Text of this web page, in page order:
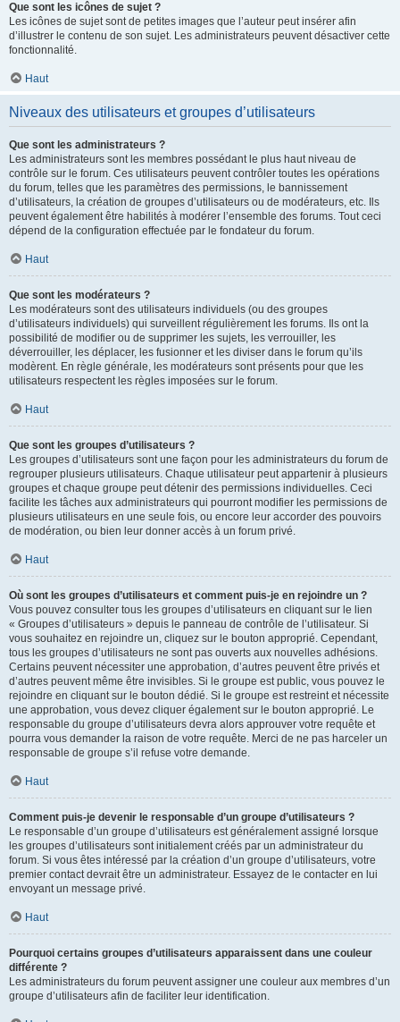
Que sont les icônes de sujet ?
Les icônes de sujet sont de petites images que l’auteur peut insérer afin
d’illustrer le contenu de son sujet. Les administrateurs peuvent désactiver cette
fonctionnalité.
Haut
Niveaux des utilisateurs et groupes d’utilisateurs
Que sont les administrateurs ?
Les administrateurs sont les membres possédant le plus haut niveau de
contrôle sur le forum. Ces utilisateurs peuvent contrôler toutes les opérations
du forum, telles que les paramètres des permissions, le bannissement
d’utilisateurs, la création de groupes d’utilisateurs ou de modérateurs, etc. Ils
peuvent également être habilités à modérer l’ensemble des forums. Tout ceci
dépend de la configuration effectuée par le fondateur du forum.
Haut
Que sont les modérateurs ?
Les modérateurs sont des utilisateurs individuels (ou des groupes
d’utilisateurs individuels) qui surveillent régulièrement les forums. Ils ont la
possibilité de modifier ou de supprimer les sujets, les verrouiller, les
déverrouiller, les déplacer, les fusionner et les diviser dans le forum qu’ils
modèrent. En règle générale, les modérateurs sont présents pour que les
utilisateurs respectent les règles imposées sur le forum.
Haut
Que sont les groupes d’utilisateurs ?
Les groupes d’utilisateurs sont une façon pour les administrateurs du forum de
regrouper plusieurs utilisateurs. Chaque utilisateur peut appartenir à plusieurs
groupes et chaque groupe peut détenir des permissions individuelles. Ceci
facilite les tâches aux administrateurs qui pourront modifier les permissions de
plusieurs utilisateurs en une seule fois, ou encore leur accorder des pouvoirs
de modération, ou bien leur donner accès à un forum privé.
Haut
Où sont les groupes d’utilisateurs et comment puis-je en rejoindre un ?
Vous pouvez consulter tous les groupes d’utilisateurs en cliquant sur le lien
« Groupes d’utilisateurs » depuis le panneau de contrôle de l’utilisateur. Si
vous souhaitez en rejoindre un, cliquez sur le bouton approprié. Cependant,
tous les groupes d’utilisateurs ne sont pas ouverts aux nouvelles adhésions.
Certains peuvent nécessiter une approbation, d’autres peuvent être privés et
d’autres peuvent même être invisibles. Si le groupe est public, vous pouvez le
rejoindre en cliquant sur le bouton dédié. Si le groupe est restreint et nécessite
une approbation, vous devez cliquer également sur le bouton approprié. Le
responsable du groupe d’utilisateurs devra alors approuver votre requête et
pourra vous demander la raison de votre requête. Merci de ne pas harceler un
responsable de groupe s’il refuse votre demande.
Haut
Comment puis-je devenir le responsable d’un groupe d’utilisateurs ?
Le responsable d’un groupe d’utilisateurs est généralement assigné lorsque
les groupes d’utilisateurs sont initialement créés par un administrateur du
forum. Si vous êtes intéressé par la création d’un groupe d’utilisateurs, votre
premier contact devrait être un administrateur. Essayez de le contacter en lui
envoyant un message privé.
Haut
Pourquoi certains groupes d’utilisateurs apparaissent dans une couleur
différente ?
Les administrateurs du forum peuvent assigner une couleur aux membres d’un
groupe d’utilisateurs afin de faciliter leur identification.